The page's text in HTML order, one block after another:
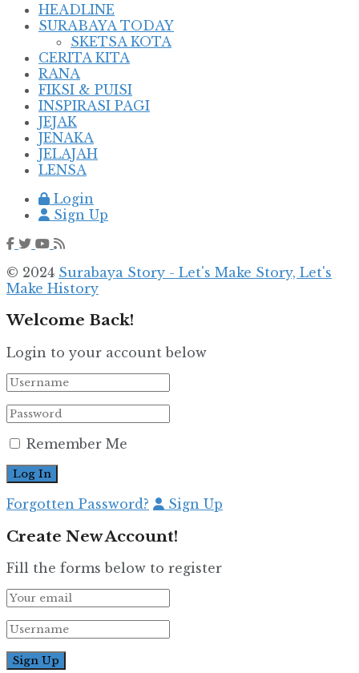
HEADLINE
SURABAYA TODAY
SKETSA KOTA
CERITA KITA
RANA
FIKSI & PUISI
INSPIRASI PAGI
JEJAK
JENAKA
JELAJAH
LENSA
Login
Sign Up
© 2024 Surabaya Story - Let's Make Story, Let's
Make History
Welcome Back!
Login to your account below
Remember Me
Forgotten Password? Sign Up
Create New Account!
Fill the forms below to register